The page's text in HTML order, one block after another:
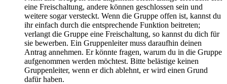
eine Freischaltung, andere können geschlossen sein und
weitere sogar versteckt. Wenn die Gruppe offen ist, kannst du
ihr einfach durch die entsprechende Funktion beitreten;
verlangt die Gruppe eine Freischaltung, so kannst du dich für
sie bewerben. Ein Gruppenleiter muss daraufhin deinen
Antrag annehmen. Er könnte fragen, warum du in die Gruppe
aufgenommen werden möchtest. Bitte belästige keinen
Gruppenleiter, wenn er dich ablehnt, er wird einen Grund
dafür haben.